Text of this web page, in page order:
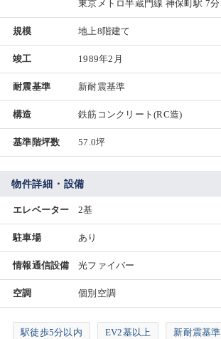
東京メトロ半蔵門線 神保町駅 7分
規模 地上8階建て
竣工 1989年2月
耐震基準 新耐震基準
構造 鉄筋コンクリート(RC造)
基準階坪数 57.0坪
物件詳細・設備
エレベーター 2基
駐車場 あり
情報通信設備 光ファイバー
空調 個別空調
駅徒歩5分以内 EV2基以上 新耐震基準